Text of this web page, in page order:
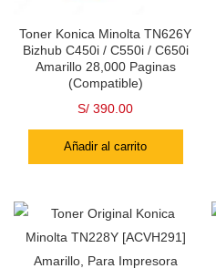
Toner Konica Minolta TN626Y
Bizhub C450i / C550i / C650i
Amarillo 28,000 Paginas
(Compatible)
S/ 390.00
Añadir al carrito